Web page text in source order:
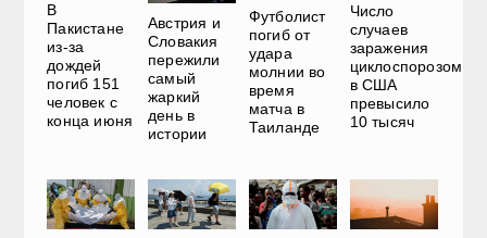
В
Пакистане
из-за
дождей
погиб 151
человек с
конца июня
Австрия и
Словакия
пережили
самый
жаркий
день в
истории
Футболист
погиб от
удара
молнии во
время
матча в
Таиланде
Число
случаев
заражения
циклоспорозом
в США
превысило
10 тысяч